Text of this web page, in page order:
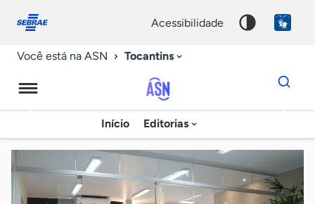
conosco
acessibilidade
Você está na ASN Tocantins
Agência
Sebrae
de
Notícias
Início Editorias
Dados
para
chave